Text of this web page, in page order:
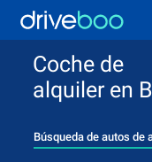
Coche de
alquiler en
Búsqueda de autos de